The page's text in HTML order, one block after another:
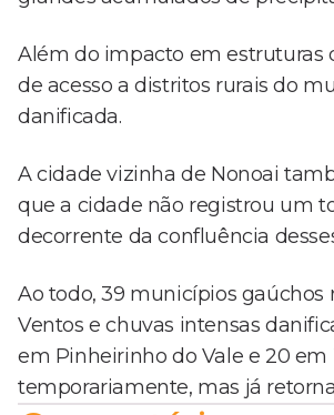
Além do impacto em estruturas
de acesso a distritos rurais do
danificada.
A cidade vizinha de Nonoai
que a cidade não registrou um
decorrente da confluência
Ao todo, 39 municípios
Ventos e chuvas intensas
em Pinheirinho do Vale e 20
temporariamente, mas já